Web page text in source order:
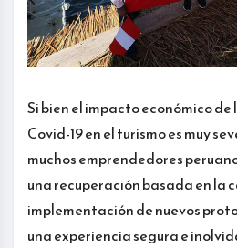
Si bien el impacto económico
Covid-19 en el turismo es muy
muchos emprendedores
una recuperación basada en la
implementación de nuevos
una experiencia segura e